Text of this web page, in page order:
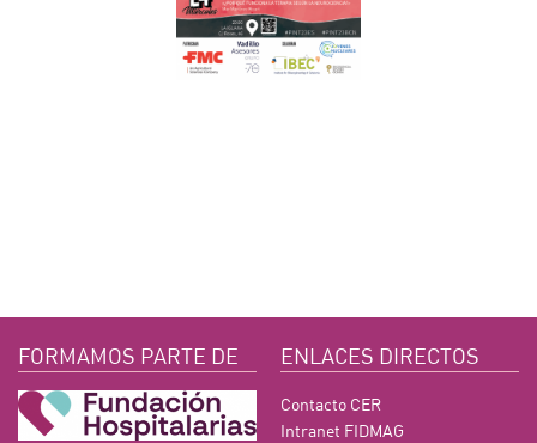
FORMAMOS PARTE DE ENLACES DIRECTOS
Contacto CER
Intranet FIDMAG